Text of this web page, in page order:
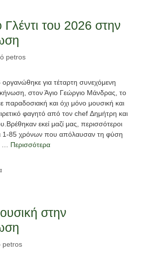
Γλέντι του 2026 στην
petros
για τέταρτη συνεχόμενη
στον Άγιο Γεώργιο Μάνδρας, το
παραδοσιακή και όχι μόνο μουσική και
φαγητό από τον chef Δημήτρη και
εκεί μαζί μας, περισσότεροι
85 χρόνων που απόλαυσαν τη φύση
… Περισσότερα
στην
petros